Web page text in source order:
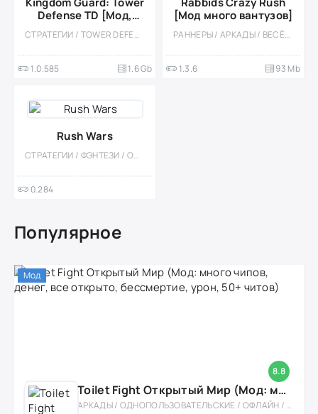
Defense TD [Мод,
Слабые враги]
СТРАТЕГИИ / TOWER DEFENCE / ОДНОПОЛЬЗОВАТЕЛЬСКИЕ / СТИЛИЗАЦИЯ / МОД / БОЛЬШАЯ / ФЭНТЕЗИ / МАГИЯ / PVP
1.0.585 1.6 Gb
[Мод много вантузов]
РАННЕРЫ / АРКАДЫ / ВЕСЁЛАЯ / ОДНОПОЛЬЗОВАТЕЛЬСКИЕ / ОФЛАЙН / МОД / ДЛЯ ДЕТЕЙ / ДЛЯ ВСЕЙ СЕМЬИ / СТИЛИЗАЦИЯ / ПО МУЛЬТФИЛЬМАМ
1.3.6 93 Mb
Rush Wars
СТРАТЕГИИ / ФЭНТЕЗИ / ОДНОПОЛЬЗОВАТЕЛЬСКИЕ / МНОГОПОЛЬЗОВАТЕЛЬСКАЯ
0.284
Популярное
8.8
Мод
Toilet Fight Открытый Мир (Мод: много чипов, денег, все открыто, бессмертие, урон, 50+ читов)
АРКАДЫ / ОДНОПОЛЬЗОВАТЕЛЬСКИЕ / ОФЛАЙН / МОД / РОЛЕВЫЕ / ШУТЕРЫ / ОТКРЫТЫЙ МИР / ВСТРОЕННЫЙ КЕШ / 3D / ЭКШЕНЫ / ТУАЛЕТНЫЕ ВОЙНЫ / ДЛЯ ДЕТЕЙ